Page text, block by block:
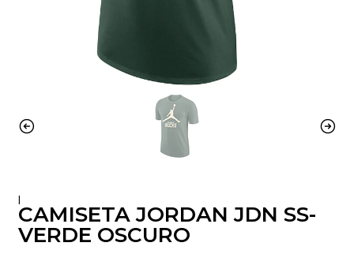
|
CAMISETA JORDAN JDN SS-
VERDE OSCURO